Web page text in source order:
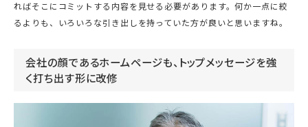
ればそこにコミットする内容を見せる必要があります。何か一点に絞
るよりも、いろいろな引き出しを持っていた方が良いと思いますね。
会社の顔であるホームページも、トップメッセージを強
く打ち出す形に改修